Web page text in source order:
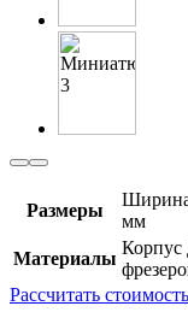
Размеры
мм
Материалы
Рассчитать стоимость